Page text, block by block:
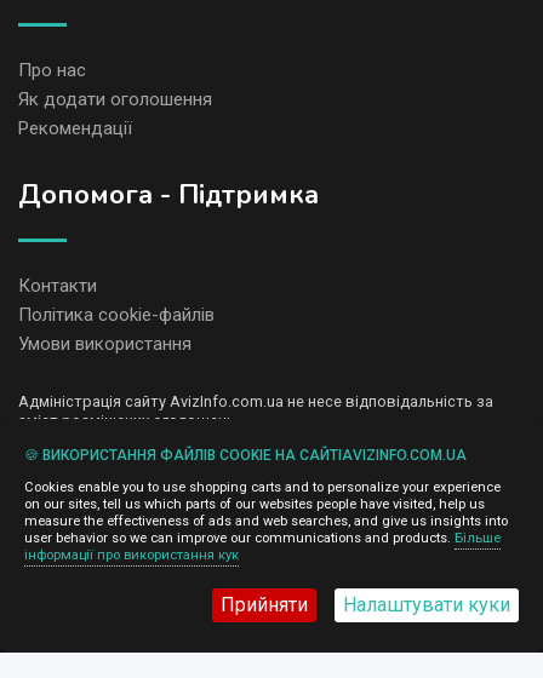
Про нас
Як додати оголошення
Рекомендації
Допомога - Підтримка
Контакти
Політика cookie-файлів
Умови використання
Адміністрація сайту AvizInfo.com.ua не несе відповідальність за
зміст розміщених оголошень.
і не продаємо особисту інформацію зареєстрованих користувачів
AvizInfo.com.ua третім особам. Ми не відповідаємо за правила
конфіденційності сайтів на які посилається AvizInfo.com.ua. На
деяких сторінках нашого сайту представлена реклама Google
Adsense Advertising Network. Щоб дізнатися детальніше про
правила конфіденційності Google
🍪 ВИКОРИСТАННЯ ФАЙЛІВ COOKIE НА САЙТІAVIZINFO.COM.UA
Cookies enable you to use shopping carts and to personalize your experience
on our sites, tell us which parts of our websites people have visited, help us
measure the effectiveness of ads and web searches, and give us insights into
user behavior so we can improve our communications and products. Більше
інформації про використання кук
Прийняти Налаштувати куки